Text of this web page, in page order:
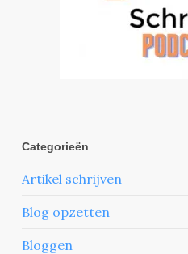
Categorieën
Artikel schrijven
Blog opzetten
Bloggen